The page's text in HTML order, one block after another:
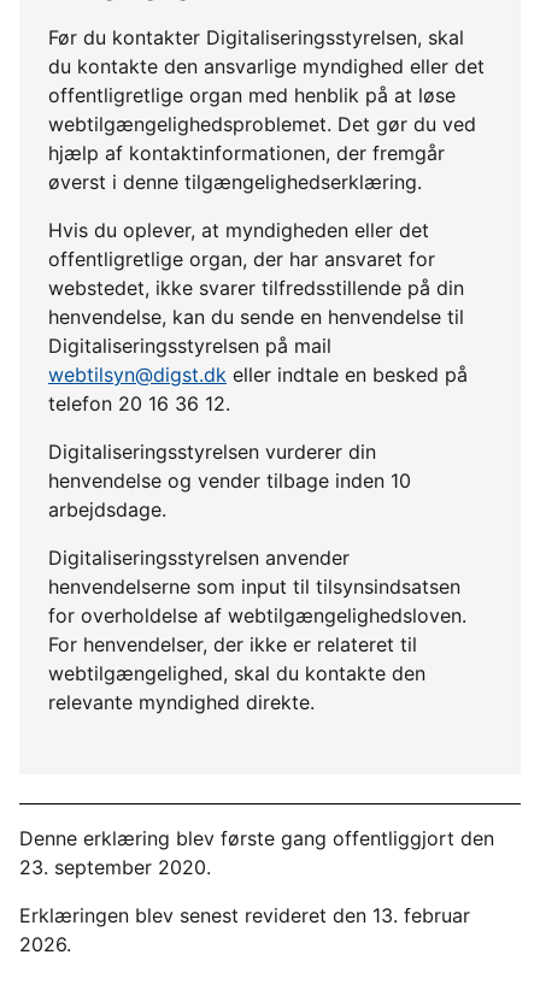
Før du kontakter Digitaliseringsstyrelsen, skal
du kontakte den ansvarlige myndighed eller det
offentligretlige organ med henblik på at løse
webtilgængelighedsproblemet. Det gør du ved
hjælp af kontaktinformationen, der fremgår
øverst i denne tilgængelighedserklæring.
Hvis du oplever, at myndigheden eller det
offentligretlige organ, der har ansvaret for
webstedet, ikke svarer tilfredsstillende på din
henvendelse, kan du sende en henvendelse til
Digitaliseringsstyrelsen på mail
webtilsyn@digst.dk eller indtale en besked på
telefon 20 16 36 12.
Digitaliseringsstyrelsen vurderer din
henvendelse og vender tilbage inden 10
arbejdsdage.
Digitaliseringsstyrelsen anvender
henvendelserne som input til tilsynsindsatsen
for overholdelse af webtilgængelighedsloven.
For henvendelser, der ikke er relateret til
webtilgængelighed, skal du kontakte den
relevante myndighed direkte.
Denne erklæring blev første gang offentliggjort den
23. september 2020.
Erklæringen blev senest revideret den 13. februar
2026.